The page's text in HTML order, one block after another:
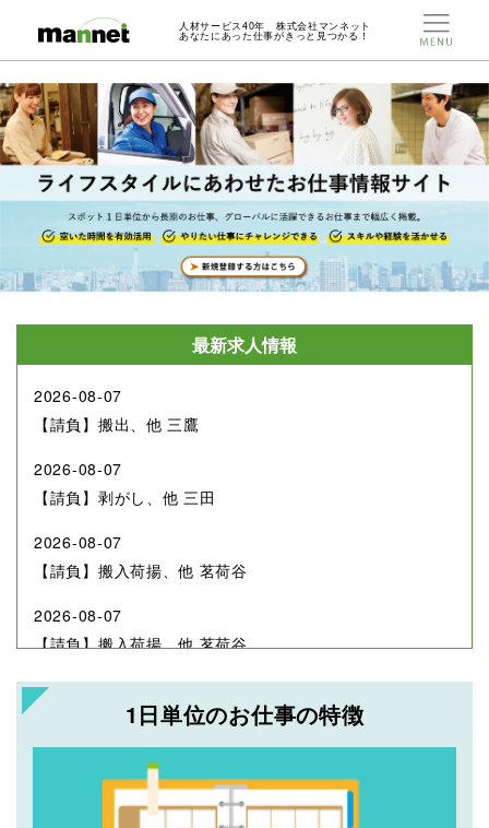
人材サービス40年 株式会社マンネット
あなたにあった仕事がきっと見つかる！
最新求人情報
2026-08-07
【請負】搬出、他 三鷹
2026-08-07
【請負】剥がし、他 三田
2026-08-07
【請負】搬入荷揚、他 茗荷谷
2026-08-07
【請負】搬入荷揚、他 茗荷谷
2026-08-07
【請負】養生、他 六本木
1日単位のお仕事の特徴